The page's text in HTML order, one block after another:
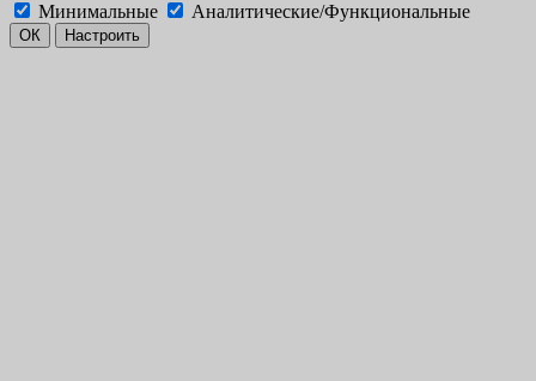
Минимальные Аналитические/Функциональные
ОК Настроить